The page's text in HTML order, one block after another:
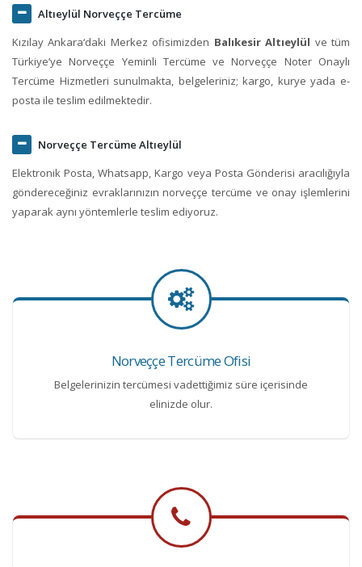
Altıeylül Norveççe Tercüme
Kızılay Ankara‘daki Merkez ofisimizden Balıkesir Altıeylül ve tüm
Türkiye’ye Norveççe Yeminli Tercüme ve Norveççe Noter Onaylı
Tercüme Hizmetleri sunulmakta, belgeleriniz; kargo, kurye yada e-
posta ile teslim edilmektedir.
Norveççe Tercüme Altıeylül
Elektronik Posta, Whatsapp, Kargo veya Posta Gönderisi aracılığıyla
göndereceğiniz evraklarınızın norveççe tercüme ve onay işlemlerini
yaparak aynı yöntemlerle teslim ediyoruz.
Norveççe Tercüme Ofisi
Belgelerinizin tercümesi vadettiğimiz süre içerisinde
elinizde olur.